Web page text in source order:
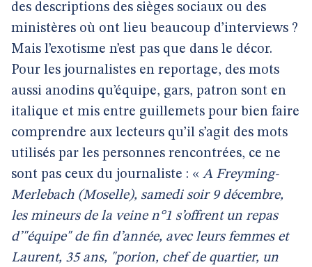
des descriptions des sièges sociaux ou des
ministères où ont lieu beaucoup d’interviews ?
Mais l’exotisme n’est pas que dans le décor.
Pour les journalistes en reportage, des mots
aussi anodins qu’équipe, gars, patron sont en
italique et mis entre guillemets pour bien faire
comprendre aux lecteurs qu’il s’agit des mots
utilisés par les personnes rencontrées, ce ne
sont pas ceux du journaliste : « A Freyming-
Merlebach (Moselle), samedi soir 9 décembre,
les mineurs de la veine n°1 s’offrent un repas
d’"équipe" de fin d’année, avec leurs femmes et
Laurent, 35 ans, "porion, chef de quartier, un